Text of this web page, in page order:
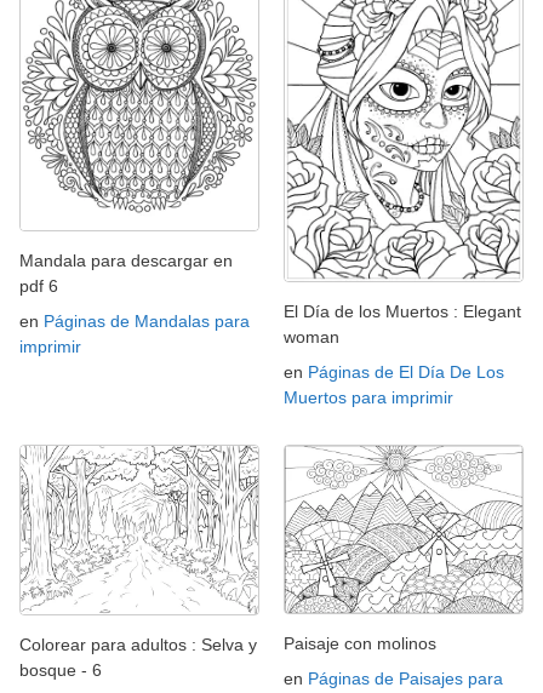
Mandala para descargar en
pdf 6
en Páginas de Mandalas para
imprimir
El Día de los Muertos : Elegant
woman
en Páginas de El Día De Los
Muertos para imprimir
Colorear para adultos : Selva y
bosque - 6
Paisaje con molinos
en Páginas de Paisajes para